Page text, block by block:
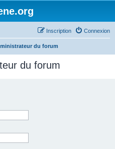
Connexion
Inscription
du forum
du forum